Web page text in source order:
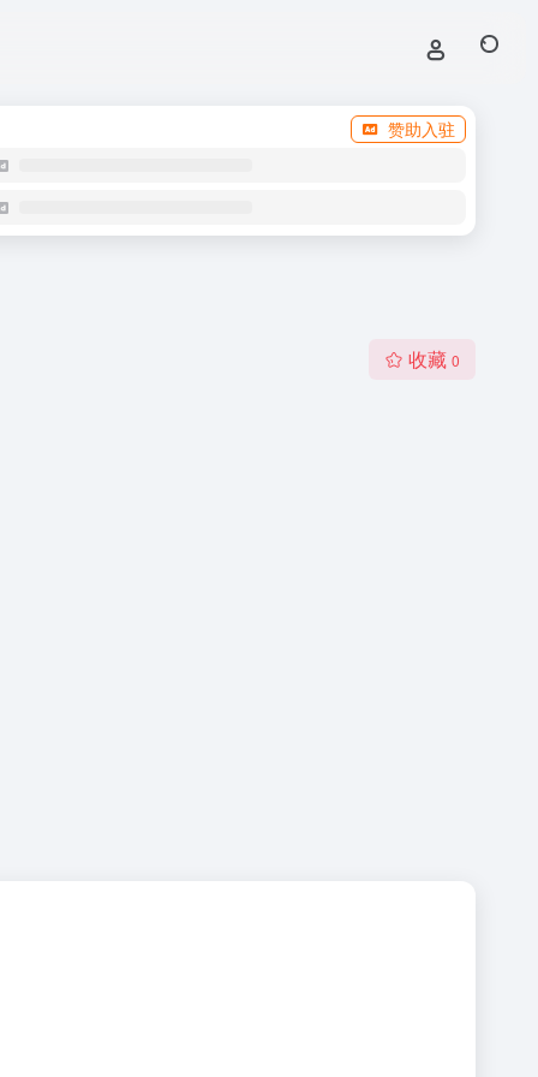
赞助入驻
收藏 0